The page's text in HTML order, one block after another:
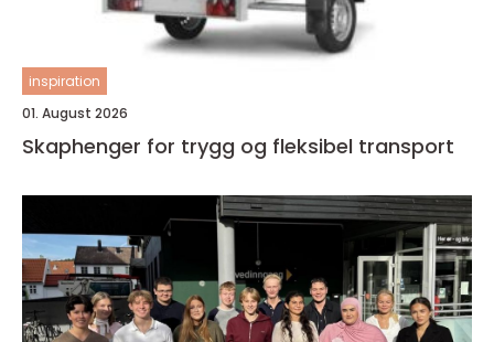
inspiration
01. August 2026
Skaphenger for trygg og fleksibel transport